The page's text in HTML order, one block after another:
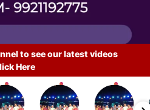
to see our latest videos
Here